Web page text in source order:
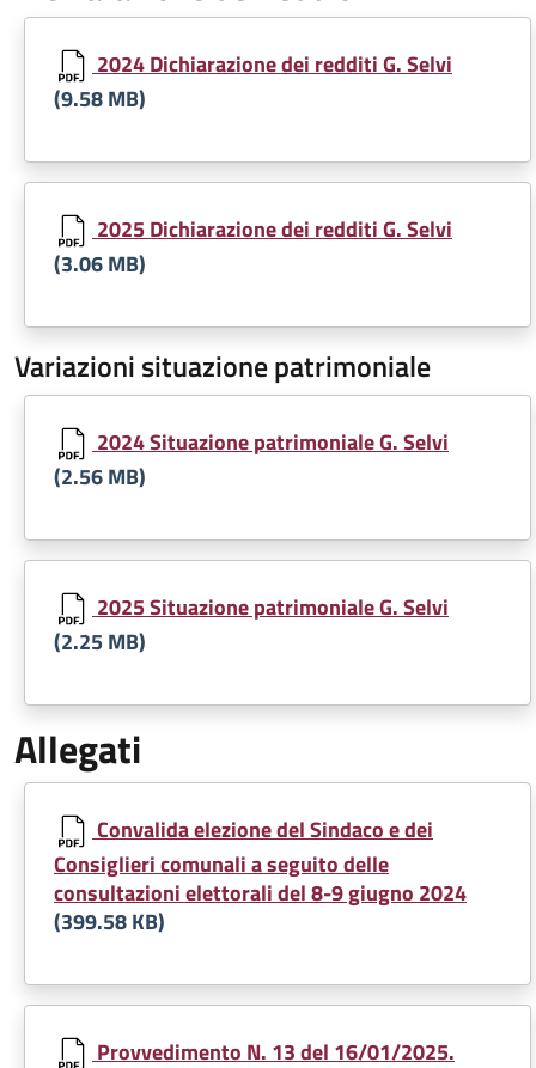
Document
2024 Dichiarazione dei redditi G. Selvi
(9.58 MB)
Document
2025 Dichiarazione dei redditi G. Selvi
(3.06 MB)
Variazioni situazione patrimoniale
Document
2024 Situazione patrimoniale G. Selvi
(2.56 MB)
Document
2025 Situazione patrimoniale G. Selvi
(2.25 MB)
Allegati
Document
Convalida elezione del Sindaco e dei
Consiglieri comunali a seguito delle
consultazioni elettorali del 8-9 giugno 2024
(399.58 KB)
Document
Provvedimento N. 13 del 16/01/2025.